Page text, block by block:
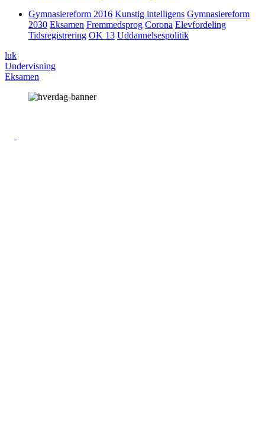
Gymnasiereform 2016 Kunstig intelligens Gymnasiereform
2030 Eksamen Fremmedsprog Corona Elevfordeling
Tidsregistrering OK 13 Uddannelsespolitik
luk
Undervisning
Eksamen